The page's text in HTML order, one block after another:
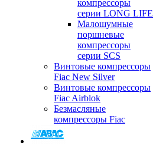
компрессоры
серии LONG LIFE
Малошумные
поршневые
компрессоры
серии SCS
Винтовые компрессоры
Fiac New Silver
Винтовые компрессоры
Fiac Airblok
Безмасляные
компрессоры Fiac